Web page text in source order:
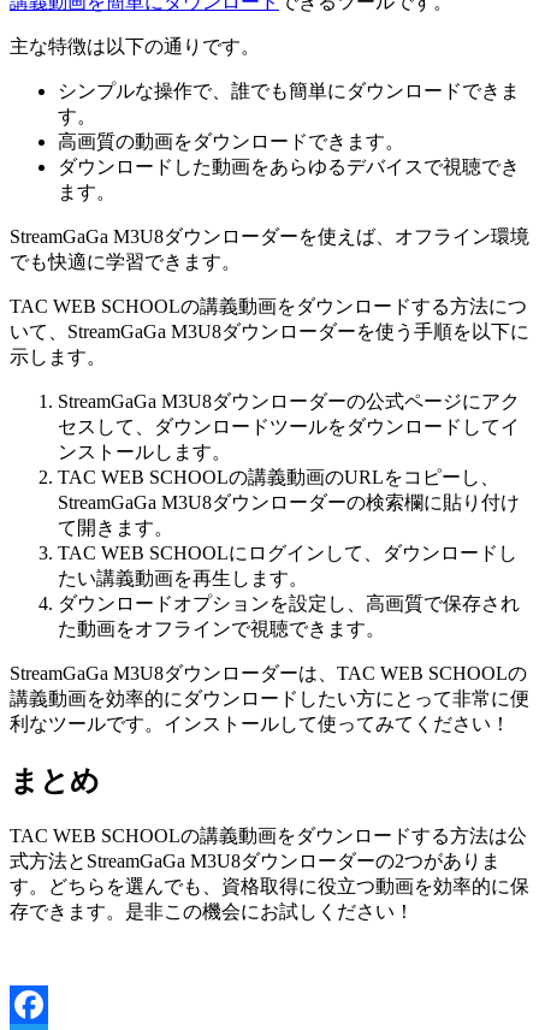
主な特徴は以下の通りです。
シンプルな操作で、誰でも簡単にダウンロードできま
す。
高画質の動画をダウンロードできます。
ダウンロードした動画をあらゆるデバイスで視聴でき
ます。
StreamGaGa M3U8ダウンローダーを使えば、オフライン環境
でも快適に学習できます。
TAC WEB SCHOOLの講義動画をダウンロードする方法につ
いて、StreamGaGa M3U8ダウンローダーを使う手順を以下に
示します。
StreamGaGa M3U8ダウンローダーの公式ページにアク
セスして、ダウンロードツールをダウンロードしてイ
ンストールします。
TAC WEB SCHOOLの講義動画のURLをコピーし、
StreamGaGa M3U8ダウンローダーの検索欄に貼り付け
て開きます。
TAC WEB SCHOOLにログインして、ダウンロードし
たい講義動画を再生します。
ダウンロードオプションを設定し、高画質で保存され
た動画をオフラインで視聴できます。
StreamGaGa M3U8ダウンローダーは、TAC WEB SCHOOLの
講義動画を効率的にダウンロードしたい方にとって非常に便
利なツールです。インストールして使ってみてください！
まとめ
TAC WEB SCHOOLの講義動画をダウンロードする方法は公
式方法とStreamGaGa M3U8ダウンローダーの2つがありま
す。どちらを選んでも、資格取得に役立つ動画を効率的に保
存できます。是非この機会にお試しください！